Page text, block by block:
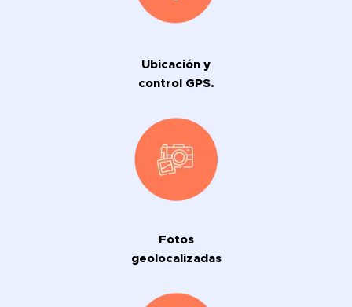
Ubicación y
control GPS.
Fotos
geolocalizadas